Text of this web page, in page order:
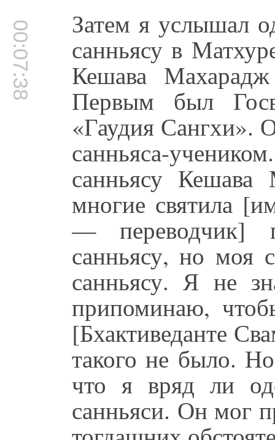
00:07:38 Затем я услышал
санньясу в
Кешава
Первым был
«Гаудия Сангхи».
санньяса-
санньясу
многие святила
— переводчик]
санньясу, но моя
санньясу. Я не
припоминаю,
[Бхактиведанте
такого не было.
что я вряд ли
санньяси. Он мог